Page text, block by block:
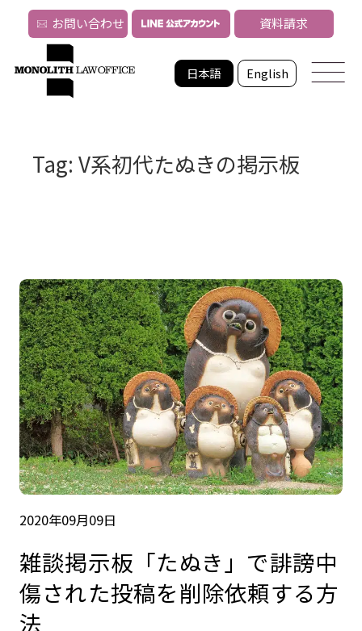
日本語 English
お問い合わせ 資料請求
Tag: V系初代たぬきの掲示板
2020年09月09日
雑談掲示板「たぬき」で誹謗中
傷された投稿を削除依頼する方
法